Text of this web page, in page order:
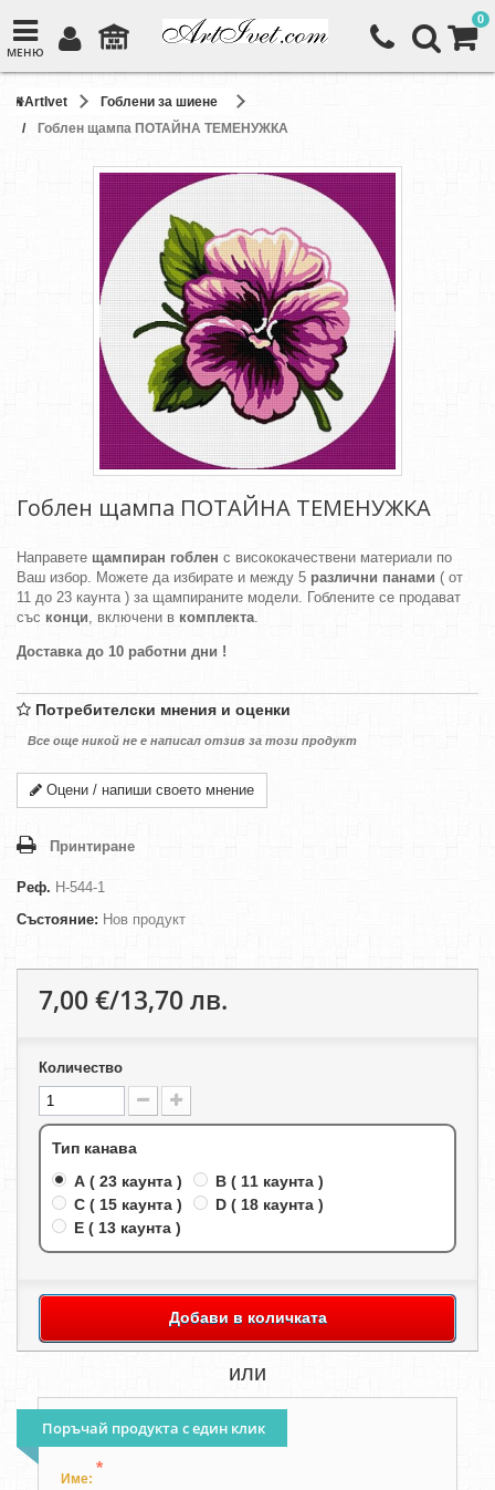
МЕНЮ
0
ArtIvet
Гоблени за шиене
Гоблен щампа ПОТАЙНА ТЕМЕНУЖКА
Гоблен щампа ПОТАЙНА ТЕМЕНУЖКА
Направете щампиран гоблен с висококачествени материали по
Ваш избор. Можете да избирате и между 5 различни панами ( от
11 до 23 каунта ) за щампираните модели. Гоблените се продават
със конци, включени в комплекта.
Доставка до 10 работни дни !
Потребителски мнения и оценки
Все още никой не е написал отзив за този продукт
Оцени / напиши своето мнение
Принтиране
Реф. H-544-1
Състояние: Нов продукт
7,00 €/13,70 лв.
Количество
Тип канава
A ( 23 каунта )
B ( 11 каунта )
C ( 15 каунта )
D ( 18 каунта )
E ( 13 каунта )
Добави в количката
или
Поръчай продукта с един клик
Име:
*